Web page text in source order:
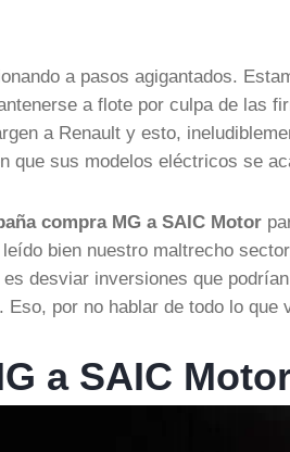
a pasos agigantados.
a flote por culpa de las
a Renault y esto,
que sus modelos eléctricos se
compra MG a SAIC Motor
bien nuestro maltrecho
desviar inversiones que
por no hablar de todo lo que
a SAIC